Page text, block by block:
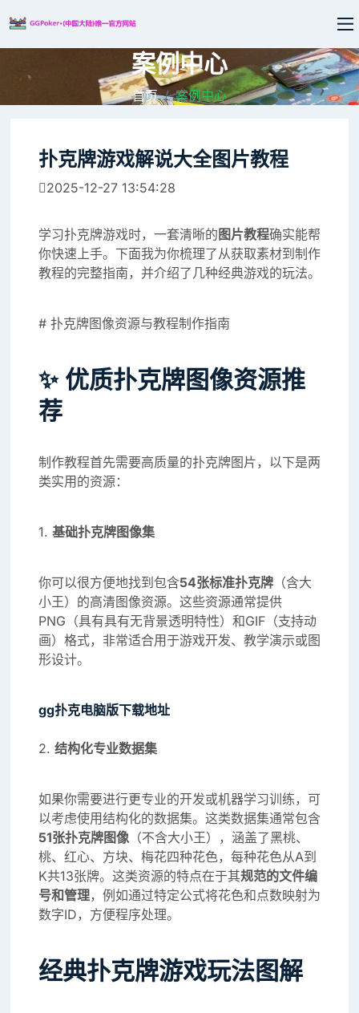
案例中心
首页 案例中心
扑克牌游戏解说大全图片教程
2025-12-27 13:54:28
学习扑克牌游戏时，一套清晰的 图片教程确实能帮
你快速上手。下面我为你梳理了从获取素材到制作
教程的完整指南，并介绍了几种经典游戏的玩法。
# 扑克牌图像资源与教程制作指南
✨ 优质扑克牌图像资源推
荐
制作教程首先需要高质量的扑克牌图片，以下是两
类实用的资源：
1. 基础扑克牌图像集
你可以很方便地找到包含54张标准扑克牌 （含大
小王）的高清图像资源。这些资源通常提供
PNG（具有具有无背景透明特性）和GIF（支持动
画）格式，非常适合用于游戏开发、教学演示或图
形设计。
gg扑克电脑版下载地址
2. 结构化专业数据集
如果你需要进行更专业的开发或机器学习训练，可
以考虑使用结构化的数据集。这类数据集通常包含
51张扑克牌图像（不含大小王），涵盖了黑桃、
桃、红心、方块、梅花四种花色，每种花色从A到
K共13张牌。这类资源的特点在于其规范的文件编
号和管理，例如通过特定公式将花色和点数映射为
数字ID，方便程序处理。
经典扑克牌游戏玩法图解